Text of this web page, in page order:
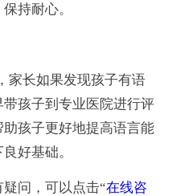
持耐心。
家长如果发现孩子有语
孩子到专业医院进行评
孩子更好地提高语言能
好基础。
问，可以点击“在线咨